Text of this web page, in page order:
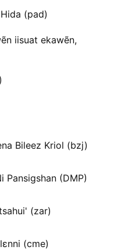
(pad)
iisuat ekawẽn,
Bileez Kriol (bzj)
Pansigshan (DMP)
(zar)
(cme)